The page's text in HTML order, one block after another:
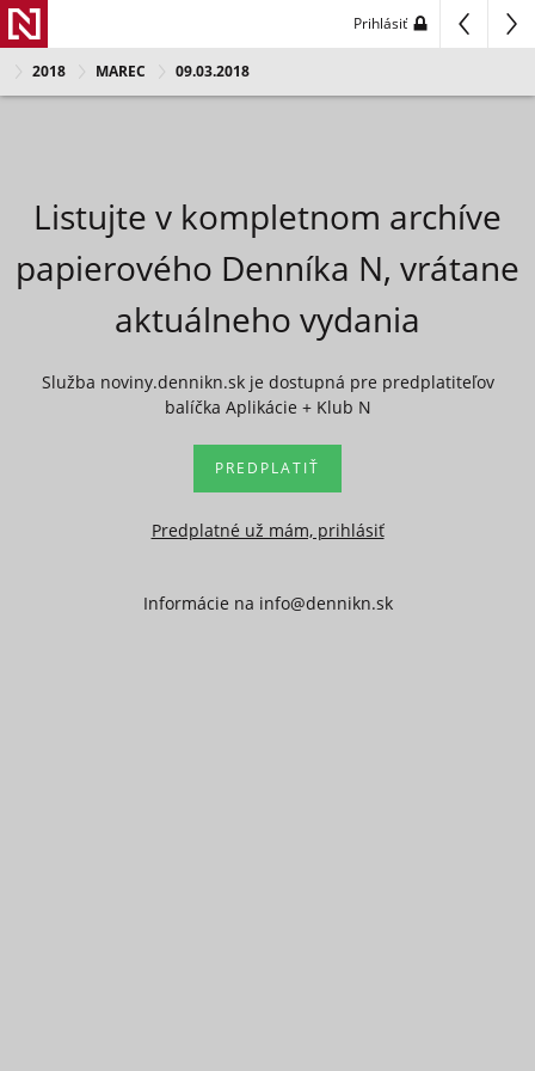
Prihlásiť
2018 MAREC 09.03.2018
Listujte v kompletnom archíve
papierového Denníka N, vrátane
aktuálneho vydania
Služba noviny.dennikn.sk je dostupná pre predplatiteľov
balíčka Aplikácie + Klub N
PREDPLATIŤ
Predplatné už mám, prihlásiť
Informácie na info@dennikn.sk